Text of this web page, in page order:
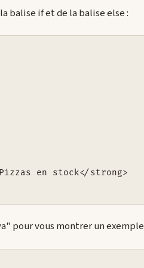
balise if et de la balise else :
en stock</strong>
pour vous montrer un